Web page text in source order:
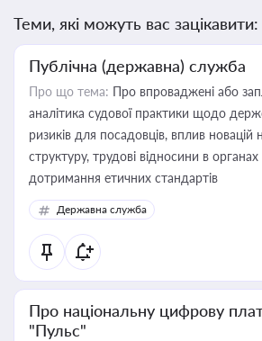
Теми, які можуть вас зацікавити:
Публічна (державна) служба
Про що тема: Про впроваджені або
аналітика судової практики щодо
ризиків для посадовців, вплив новацій
структуру, трудові відносини в
дотримання етичних стандартів
Державна служба
Про національну цифрову
"Пульс"